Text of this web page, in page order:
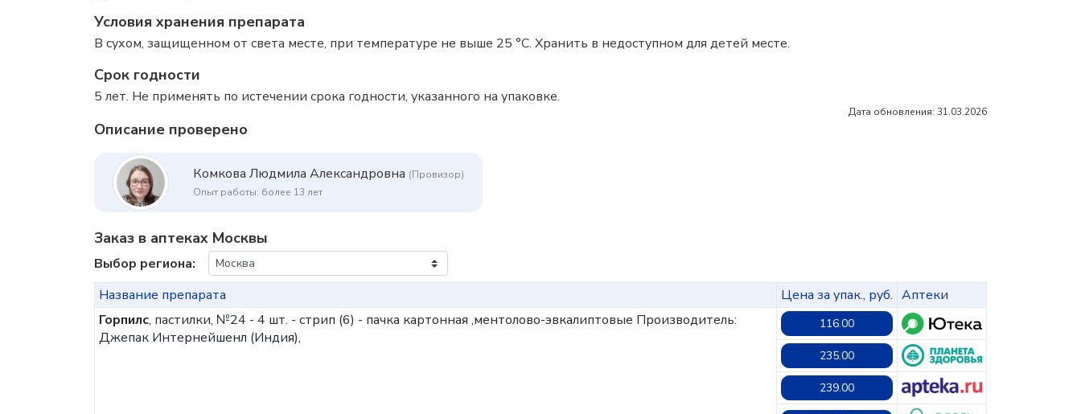
Условия хранения препарата
В сухом, защищенном от света месте, при температуре не выше 25 °C. Хранить в недоступном для детей месте.
Срок годности
5 лет. Не применять по истечении срока годности, указанного на упаковке.
Дата обновления: 31.03.2026
Описание проверено
Комкова Людмила Александровна (Провизор)
Опыт работы: более 13 лет
Заказ в аптеках Москвы
Выбор региона:
Название препарата
Цена за упак., руб. Аптеки
Горпилс, пастилки, №24 - 4 шт. - стрип (6) - пачка картонная ,ментолово-эвкалиптовые Производитель:
Джепак Интернейшенл (Индия),
116.00
235.00
239.00